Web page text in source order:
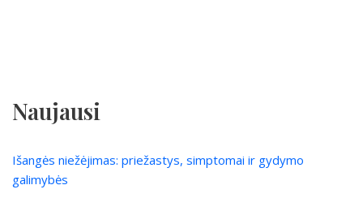
Naujausi
Išangės niežėjimas: priežastys, simptomai ir gydymo
galimybės